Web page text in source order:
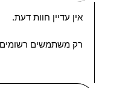
אין עדיין חוות דעת.
רק משתמשים רשומים